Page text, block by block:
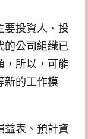
要投資人、投
的公司組織已
，所以，可能
新的工作模
益表、預計資